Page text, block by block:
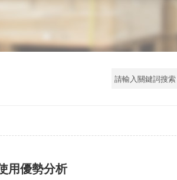
用優勢分析